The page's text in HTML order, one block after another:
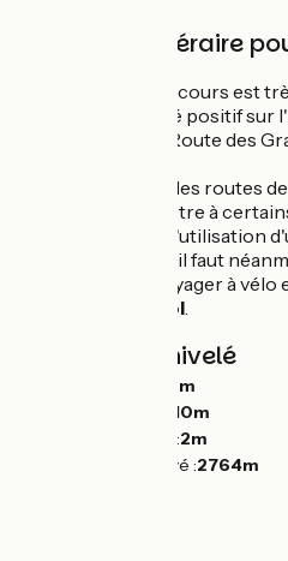
Est-ce un itinéraire
Le dénivelé du parcours est
000 m de dénivelé positif
classons donc la Route des
Vous empruntez des routes
automobile peut être à
période estivale. L'utilisation
progression mais il faut
déplacer ou de voyager à vélo
descentes de col.
Pentes et dénivelé
23838m
24210m
Point le plus bas :2m
Point le plus élevé :2764m